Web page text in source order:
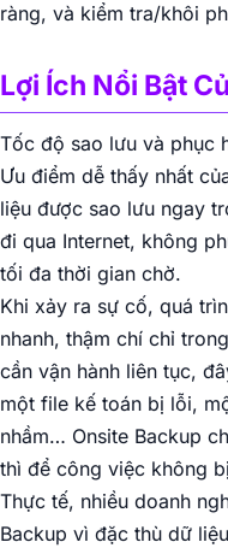
ràng, và kiểm tra/khôi
Lợi Ích Nổi Bật
Tốc độ sao lưu và phục
Ưu điểm dễ thấy nhất
liệu được sao lưu ngay
đi qua Internet, không
tối đa thời gian chờ.
Khi xảy ra sự cố, quá
nhanh, thậm chí chỉ
cần vận hành liên tục,
một file kế toán bị lỗi,
nhầm… Onsite Backup
thì để công việc không
Thực tế, nhiều doanh
Backup vì đặc thù dữ